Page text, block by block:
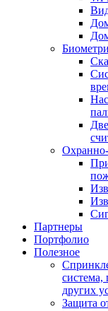
Партнеры
Портфолио
Полезное
система,
других
Защита